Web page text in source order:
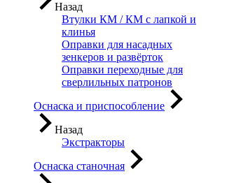
Назад
Втулки КМ / КМ с лапкой и
клинья
Оправки для насадных
зенкеров и развёрток
Оправки переходные для
сверлильных патронов
Оснаска и приспособление
Назад
Экстракторы
Оснаска станочная